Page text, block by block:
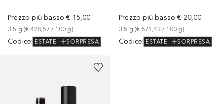
Prezzo più basso € 15,00
3.5 g (€ 428,57 / 100 g)
Codice: ESTATE SORPRESA
Prezzo più basso € 20,00
3.5 g (€ 571,43 / 100 g)
Codice: ESTATE SORPRESA
+3